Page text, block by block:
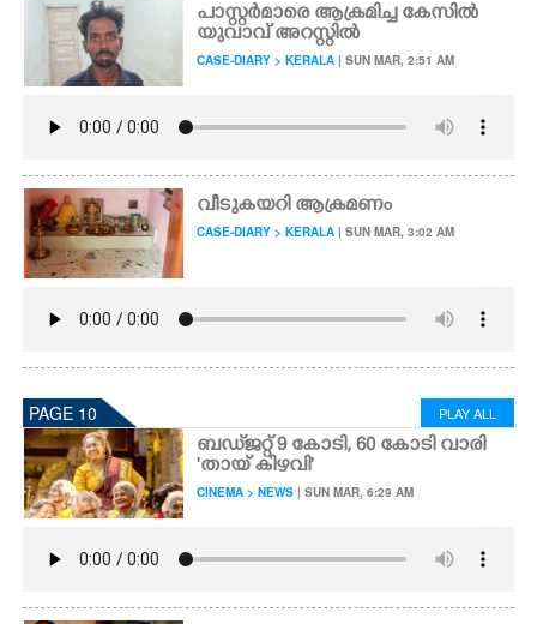
പാസ്റ്റർമാരെ ആക്രമിച്ച കേസിൽ
യുവാവ് അറസ്റ്റിൽ
CASE-DIARY > KERALA | SUN MAR, 2:51 AM
വീടുകയറി ആക്രമണം
CASE-DIARY > KERALA | SUN MAR, 3:02 AM
PAGE 10 PLAY ALL
ബഡ്‌ജറ്റ് 9 കോടി, 60 കോടി വാരി
'തായ് കിഴവി'
CINEMA > NEWS | SUN MAR, 6:29 AM